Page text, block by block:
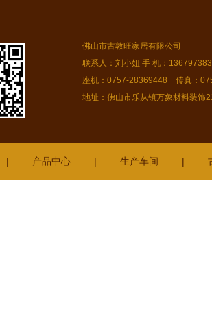
佛山市古敦旺家居有限公司
联系人：刘小姐 手 机：
座机：0757-28369448 传真：
地址：佛山市乐从镇万象材料装饰
| 产品中心 | 生产车间 |